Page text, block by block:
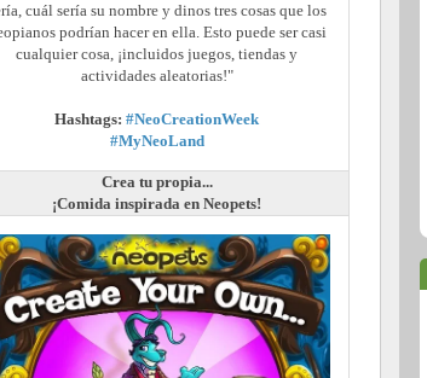
cuál sería su nombre y dinos tres cosas que los
podrían hacer en ella. Esto puede ser casi
cualquier cosa, ¡incluidos juegos, tiendas y
actividades aleatorias!"
Hashtags: #NeoCreationWeek
#MyNeoLand
Crea tu propia...
¡Comida inspirada en Neopets!